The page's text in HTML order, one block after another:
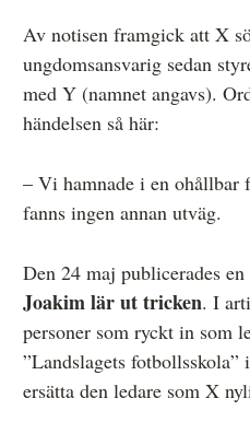
Pressbilder
Så behandlar vi dina
Av notisen framgick att X
ungdomsansvarig sedan
med Y (namnet angavs).
händelsen så här:
– Vi hamnade i en ohållbar
fanns ingen annan utväg.
Den 24 maj publicerades
Joakim lär ut tricken. I
personer som ryckt in som
”Landslagets
ersätta den ledare som X